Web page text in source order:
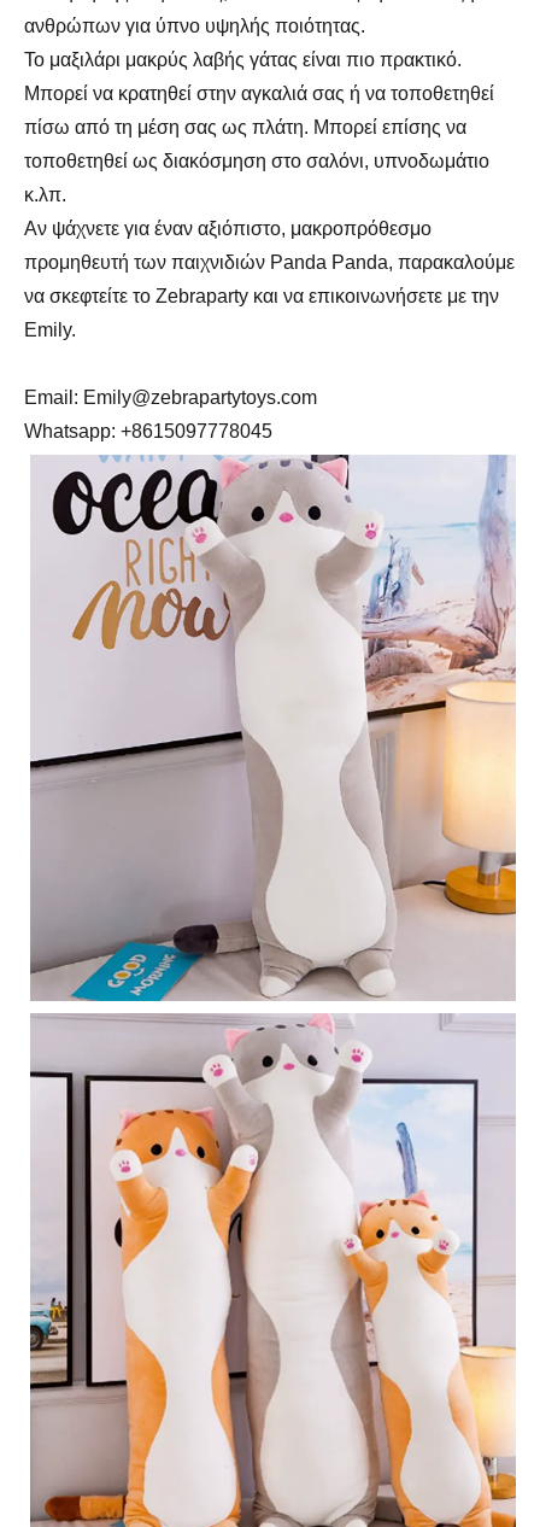
ανθρώπων για ύπνο υψηλής ποιότητας.
Το μαξιλάρι μακρύς λαβής γάτας είναι πιο πρακτικό.
Μπορεί να κρατηθεί στην αγκαλιά σας ή να τοποθετηθεί
πίσω από τη μέση σας ως πλάτη. Μπορεί επίσης να
τοποθετηθεί ως διακόσμηση στο σαλόνι, υπνοδωμάτιο
κ.λπ.
Αν ψάχνετε για έναν αξιόπιστο, μακροπρόθεσμο
προμηθευτή των παιχνιδιών Panda Panda, παρακαλούμε
να σκεφτείτε το Zebraparty και να επικοινωνήσετε με την
Emily.
Email: Emily@zebrapartytoys.com
Whatsapp: +8615097778045